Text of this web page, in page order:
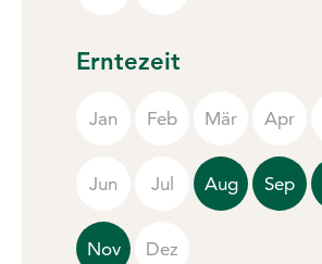
Erntezeit
Jan Feb Mär Apr
Jun Jul Aug Sep
Nov Dez